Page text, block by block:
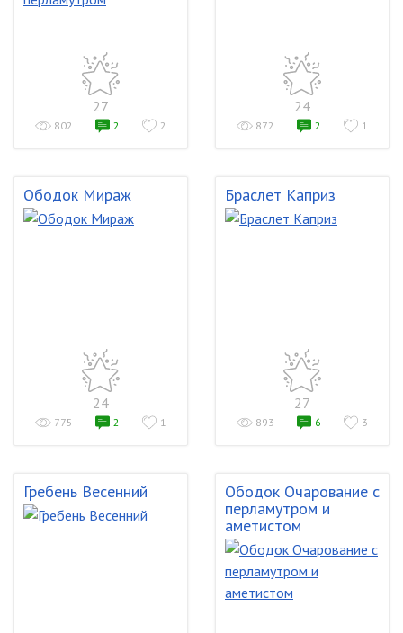
27
802 2 2
24
872 2 1
Ободок Мираж
24
775 2 1
Браслет Каприз
27
893 6 3
Гребень Весенний
Ободок Очарование с
перламутром и
аметистом